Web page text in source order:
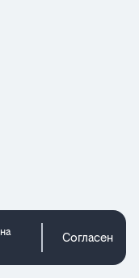
на
Согласен